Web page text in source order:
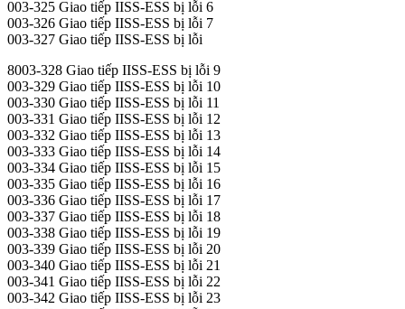
003-325 Giao tiếp IISS-ESS bị lỗi 6
003-326 Giao tiếp IISS-ESS bị lỗi 7
003-327 Giao tiếp IISS-ESS bị lỗi
8003-328 Giao tiếp IISS-ESS bị lỗi 9
003-329 Giao tiếp IISS-ESS bị lỗi 10
003-330 Giao tiếp IISS-ESS bị lỗi 11
003-331 Giao tiếp IISS-ESS bị lỗi 12
003-332 Giao tiếp IISS-ESS bị lỗi 13
003-333 Giao tiếp IISS-ESS bị lỗi 14
003-334 Giao tiếp IISS-ESS bị lỗi 15
003-335 Giao tiếp IISS-ESS bị lỗi 16
003-336 Giao tiếp IISS-ESS bị lỗi 17
003-337 Giao tiếp IISS-ESS bị lỗi 18
003-338 Giao tiếp IISS-ESS bị lỗi 19
003-339 Giao tiếp IISS-ESS bị lỗi 20
003-340 Giao tiếp IISS-ESS bị lỗi 21
003-341 Giao tiếp IISS-ESS bị lỗi 22
003-342 Giao tiếp IISS-ESS bị lỗi 23